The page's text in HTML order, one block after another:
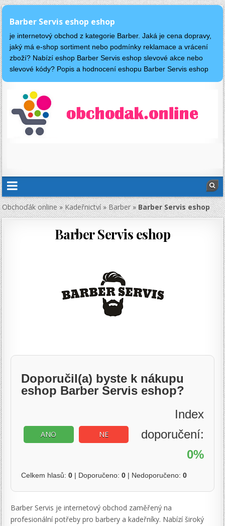
Barber Servis eshop eshop
je internetový obchod z kategorie Barber. Jaká je cena dopravy,
jaký má e-shop sortiment nebo podmínky reklamace a vrácení
zboží? Nabízí eshop Barber Servis eshop slevové akce nebo
slevové kódy? Popis a hodnocení eshopu Barber Servis eshop
Obchoďák online»Kadeřnictví»Barber»Barber Servis eshop
Barber Servis eshop
Doporučil(a) byste k nákupu
eshop Barber Servis eshop?
ANO NE
Index
doporučení:
0%
Celkem hlasů:0 | Doporučeno:0 | Nedoporučeno:0
Barber Servis je internetový obchod zaměřený na
profesionální potřeby pro barbery a kadeřníky. Nabízí široký